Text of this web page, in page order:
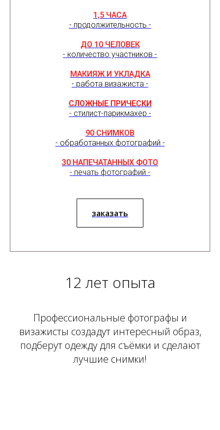
1,5 ЧАСА
- продолжительность -
ДО 10 ЧЕЛОВЕК
- количество участников -
МАКИЯЖ И УКЛАДКА
- работа визажиста -
СЛОЖНЫЕ ПРИЧЕСКИ
- стилист-парикмахер -
90 СНИМКОВ
- обработанных фотографий -
30 НАПЕЧАТАННЫХ ФОТО
- печать фотографий -
заказать
12 лет опыта
Профессиональные фотографы и
визажисты создадут интересный образ,
подберут одежду для съёмки и сделают
лучшие снимки!